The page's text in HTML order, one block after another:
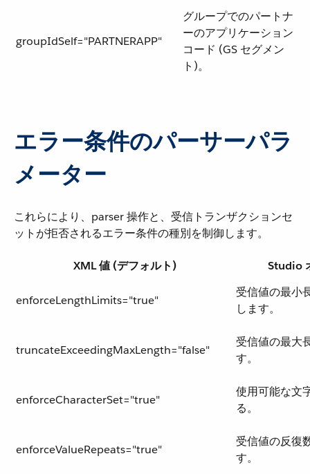
groupIdSelf="PARTNERAPP"
グループでのパートナ
ーのアプリケーション
コード (GS セグメン
ト)。
エラー条件のパーサーパラ
メーター
これらにより、parser 操作と、受信トランザクションセ
ットが拒否されるエラー条件の種別を制御します。
XML 値 (デフォルト) Studio
enforceLengthLimits="true"
受信値の最小
します。
truncateExceedingMaxLength="false"
受信値の最大
す。
enforceCharacterSet="true"
使用可能な文
る。
enforceValueRepeats="true"
受信値の反復
す。